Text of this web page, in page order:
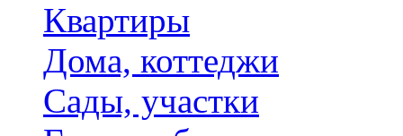
Квартиры
Дома, коттеджи
Сады, участки